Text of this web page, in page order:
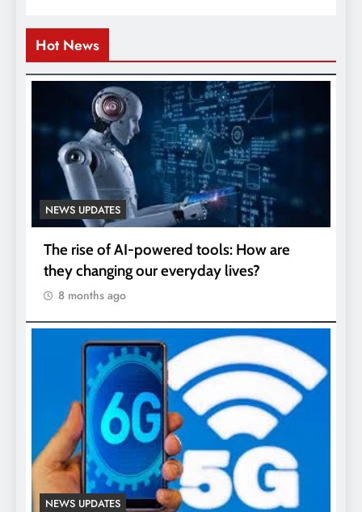
Hot News
NEWS UPDATES
The rise of AI-powered tools: How are
they changing our everyday lives?
8 months ago
NEWS UPDATES